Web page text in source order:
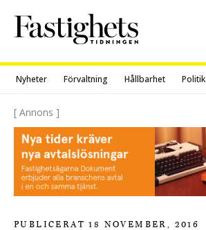
content
Nyheter Förvaltning Hållbarhet Politik
[ Annons ]
PUBLICERAT 18 NOVEMBER, 2016